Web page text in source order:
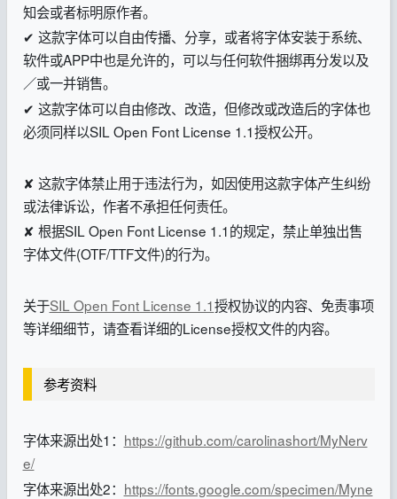
知会或者标明原作者。
✔ 这款字体可以自由传播、分享，或者将字体安装于系统、
软件或APP中也是允许的，可以与任何软件捆绑再分发以及
／或一并销售。
✔ 这款字体可以自由修改、改造，但修改或改造后的字体也
必须同样以SIL Open Font License 1.1授权公开。
✘ 这款字体禁止用于违法行为，如因使用这款字体产生纠纷
或法律诉讼，作者不承担任何责任。
✘ 根据SIL Open Font License 1.1的规定，禁止单独出售
字体文件(OTF/TTF文件)的行为。
关于SIL Open Font License 1.1授权协议的内容、免责事项
等详细细节，请查看详细的License授权文件的内容。
参考资料
字体来源出处1： https://github.com/carolinashort/MyNerv
e/
字体来源出处2： https://fonts.google.com/specimen/Myne